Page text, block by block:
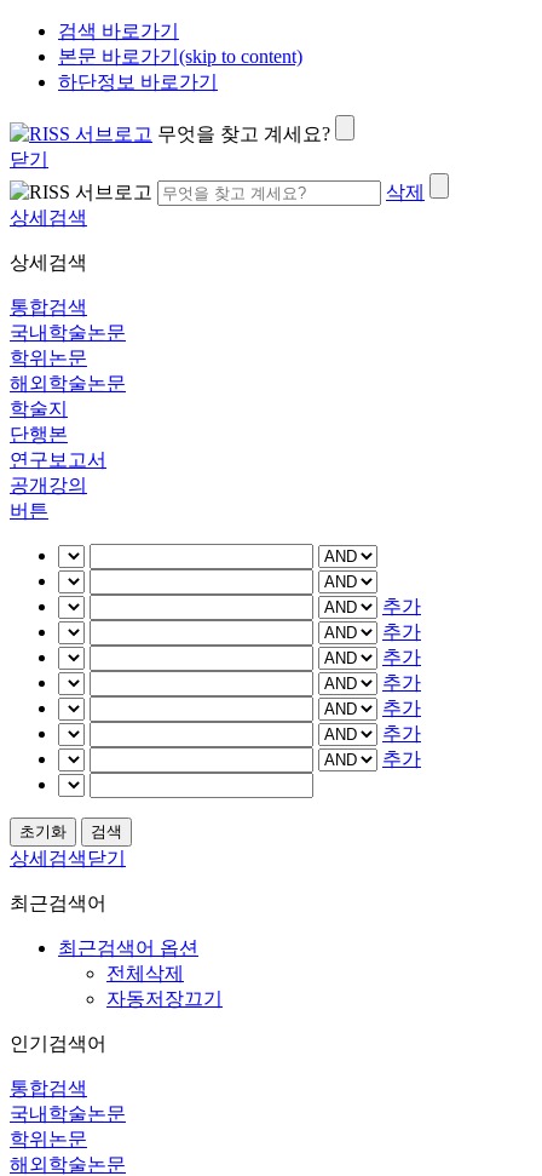
검색 바로가기
본문 바로가기(skip to content)
하단정보 바로가기
무엇을 찾고 계세요?
닫기
삭제
상세검색
상세검색
통합검색
국내학술논문
학위논문
해외학술논문
학술지
단행본
연구보고서
공개강의
버튼
추가
추가
추가
추가
추가
추가
추가
상세검색닫기
최근검색어
최근검색어 옵션
전체삭제
자동저장끄기
인기검색어
통합검색
국내학술논문
학위논문
해외학술논문